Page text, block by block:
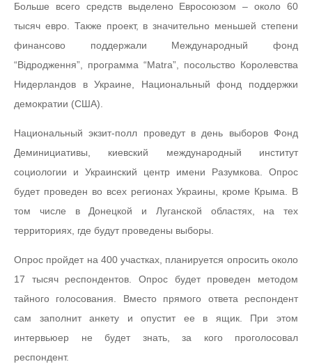
Больше всего средств выделено Евросоюзом – около 60
тысяч евро. Также проект, в значительно меньшей степени
финансово поддержали Международный фонд
“Відродження”, программа “Matra”, посольство Королевства
Нидерландов в Украине, Национальный фонд поддержки
демократии (США).
Национальный экзит-полл проведут в день выборов Фонд
Деминициативы, киевский международный институт
социологии и Украинский центр имени Разумкова. Опрос
будет проведен во всех регионах Украины, кроме Крыма. В
том числе в Донецкой и Луганской областях, на тех
территориях, где будут проведены выборы.
Опрос пройдет на 400 участках, планируется опросить около
17 тысяч респондентов. Опрос будет проведен методом
тайного голосования. Вместо прямого ответа респондент
сам заполнит анкету и опустит ее в ящик. При этом
интервьюер не будет знать, за кого проголосовал
респондент.